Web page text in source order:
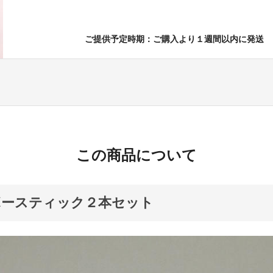
ご提供予定時期：ご購入より１週間以内に発送
この商品について
スティック２本セット